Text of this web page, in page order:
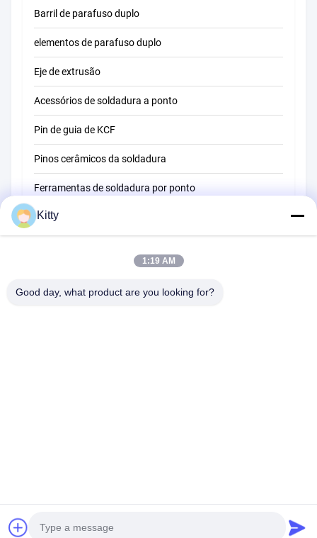
Barril de parafuso duplo
elementos de parafuso duplo
Eje de extrusão
Acessórios de soldadura a ponto
Pin de guia de KCF
Pinos cerâmicos da soldadura
Ferramentas de soldadura por ponto
Máquina de soldadura do ponto da resistência
Política de Privacidade
| © 2018-2026 BLOOM(suzhou) Materials Co.,Ltd.
Todos os direitos reservados..
Kitty
1:19 AM
Good day, what product are you looking for?